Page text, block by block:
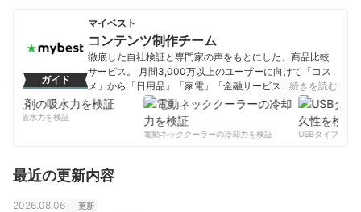
ガイド
マイベスト
コンテンツ制作チーム
徹底した自社検証と専門家の声をもとにした、商品比較
サービス。 月間3,000万以上のユーザーに向けて「コス
メ」から「日用品」「家電」「金融サービス」まで、ベ
ストな商品を選んでもらうために、毎日コンテンツを制
コンテンツ制作チームのプロフィール
…続きを読む
の吸水力を検証
電動ネッククーラーの冷却力を検証
USBタイプCケー
最近の更新内容
2026.08.06 更新